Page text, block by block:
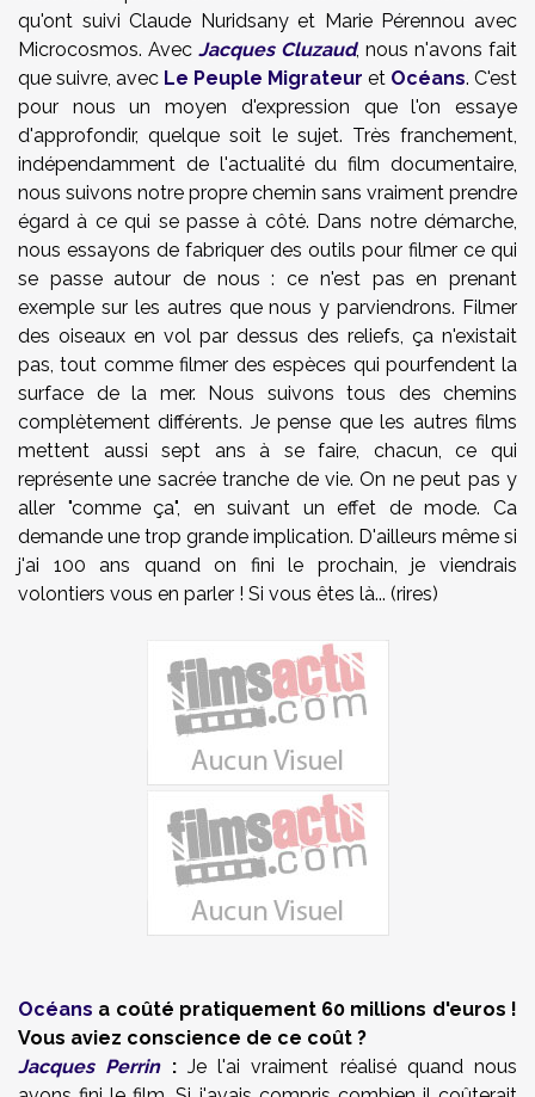
qu'ont suivi Claude Nuridsany et Marie Pérennou avec
Microcosmos. Avec Jacques Cluzaud, nous n'avons fait
que suivre, avec Le Peuple Migrateur et Océans. C'est
pour nous un moyen d'expression que l'on essaye
d'approfondir, quelque soit le sujet. Très franchement,
indépendamment de l'actualité du film documentaire,
nous suivons notre propre chemin sans vraiment prendre
égard à ce qui se passe à côté. Dans notre démarche,
nous essayons de fabriquer des outils pour filmer ce qui
se passe autour de nous : ce n'est pas en prenant
exemple sur les autres que nous y parviendrons. Filmer
des oiseaux en vol par dessus des reliefs, ça n'existait
pas, tout comme filmer des espèces qui pourfendent la
surface de la mer. Nous suivons tous des chemins
complètement différents. Je pense que les autres films
mettent aussi sept ans à se faire, chacun, ce qui
représente une sacrée tranche de vie. On ne peut pas y
aller "comme ça", en suivant un effet de mode. Ca
demande une trop grande implication. D'ailleurs même si
j'ai 100 ans quand on fini le prochain, je viendrais
volontiers vous en parler ! Si vous êtes là... (rires)
Océans a coûté pratiquement 60 millions d'euros !
Vous aviez conscience de ce coût ?
Jacques Perrin: Je l'ai vraiment réalisé quand nous